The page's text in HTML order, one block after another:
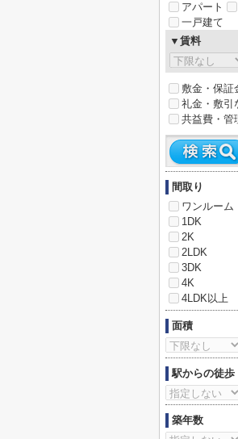
アパート
一戸建て
▼賃料
敷金・保証
礼金・敷引
共益費・管
間取り
ワンルーム
1DK
2K
2LDK
3DK
4K
4LDK以上
面積
駅からの徒歩
築年数